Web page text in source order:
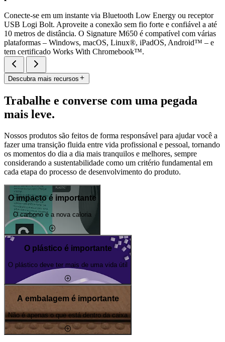
Conecte-se em um instante via Bluetooth Low Energy ou receptor
USB Logi Bolt. Aproveite a conexão sem fio forte e confiável a até
10 metros de distância. O Signature M650 é compatível com várias
plataformas – Windows, macOS, Linux®, iPadOS, Android™ – e
tem certificado Works With Chromebook™.
Descubra mais recursos
Trabalhe e converse com uma pegada
mais leve.
Nossos produtos são feitos de forma responsável para ajudar você a
fazer uma transição fluida entre vida profissional e pessoal, tornando
os momentos do dia a dia mais tranquilos e melhores, sempre
considerando a sustentabilidade como um critério fundamental em
cada etapa do processo de desenvolvimento do produto.
O impacto é importante
O carbono é a nova caloria
O plástico é importante
O plástico deve ter mais de uma vida útil
A embalagem é importante
Não é apenas o que está dentro da caixa